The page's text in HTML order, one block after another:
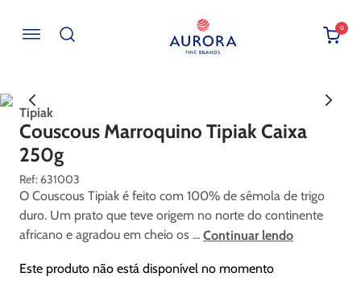
0
Tipiak
Couscous Marroquino Tipiak Caixa
250g
: 631003
O Couscous Tipiak é feito com 100% de sêmola de trigo
duro. Um prato que teve origem no norte do continente
africano e agradou em cheio os ... Continuar lendo
Este produto não está disponível no momento